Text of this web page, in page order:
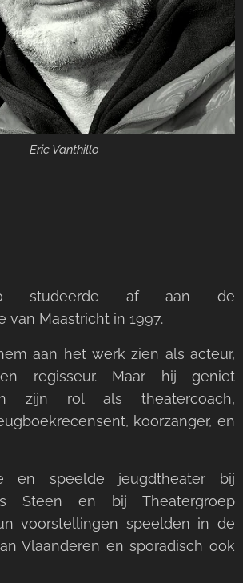
Eric Vanthillo
studeerde af aan de
van Maastricht in 1997.
aan het werk zien als acteur,
regisseur. Maar hij geniet
zijn rol als theatercoach,
koorzanger, en
en speelde jeugdtheater bij
Steen en bij Theatergroep
voorstellingen speelden in de
Vlaanderen en sporadisch ook